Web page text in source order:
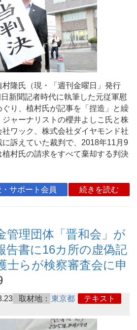
隆氏（現・「週刊金曜日」発行
新聞記者時代に執筆した元従軍慰
り、植村氏が記事を「捏造」と繰
ジャーナリストの櫻井よしこ氏と株
ワック、株式会社ダイヤモンド社
に訴えていた裁判で、2018年11月9
植村氏の請求をすべて棄却する判決
サポート会員 続きを読む
管理団体「晋和会」が
告書に16カ所の虚偽記
らが検察審査会に申
取材地： 東京都
テキスト